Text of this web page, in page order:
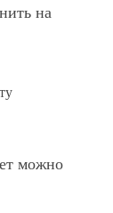
на
можно